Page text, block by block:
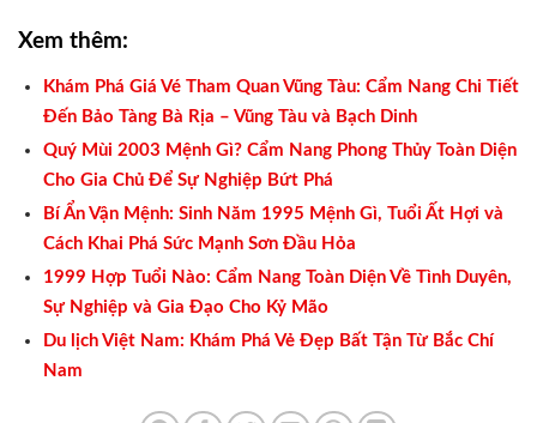
Xem thêm:
Khám Phá Giá Vé Tham Quan Vũng Tàu: Cẩm Nang Chi Tiết
Đến Bảo Tàng Bà Rịa – Vũng Tàu và Bạch Dinh
Quý Mùi 2003 Mệnh Gì? Cẩm Nang Phong Thủy Toàn Diện
Cho Gia Chủ Để Sự Nghiệp Bứt Phá
Bí Ẩn Vận Mệnh: Sinh Năm 1995 Mệnh Gì, Tuổi Ất Hợi và
Cách Khai Phá Sức Mạnh Sơn Đầu Hỏa
1999 Hợp Tuổi Nào: Cẩm Nang Toàn Diện Về Tình Duyên,
Sự Nghiệp và Gia Đạo Cho Kỷ Mão
Du lịch Việt Nam: Khám Phá Vẻ Đẹp Bất Tận Từ Bắc Chí
Nam